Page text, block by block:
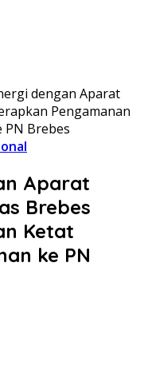
dengan Aparat
Pengamanan
PN Brebes
Aparat
Brebes
Ketat
ke PN